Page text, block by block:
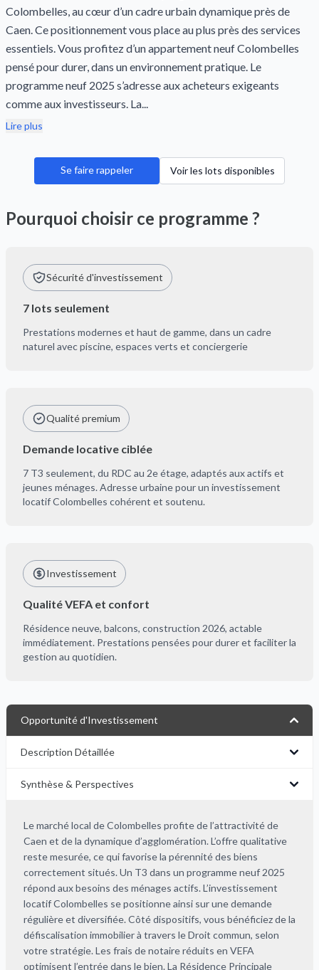
Colombelles, au cœur d’un cadre urbain dynamique près de
Caen. Ce positionnement vous place au plus près des services
essentiels. Vous profitez d’un appartement neuf Colombelles
pensé pour durer, dans un environnement pratique. Le
programme neuf 2025 s’adresse aux acheteurs exigeants
comme aux investisseurs. La...
Lire plus
Se faire rappeler Voir les lots disponibles
Pourquoi choisir ce programme ?
Sécurité d'investissement
7 lots seulement
Prestations modernes et haut de gamme, dans un cadre
naturel avec piscine, espaces verts et conciergerie
Qualité premium
Demande locative ciblée
7 T3 seulement, du RDC au 2e étage, adaptés aux actifs et
jeunes ménages. Adresse urbaine pour un investissement
locatif Colombelles cohérent et soutenu.
Investissement
Qualité VEFA et confort
Résidence neuve, balcons, construction 2026, actable
immédiatement. Prestations pensées pour durer et faciliter la
gestion au quotidien.
Opportunité d'Investissement
Description Détaillée
Synthèse & Perspectives
Le marché local de Colombelles profite de l’attractivité de
Caen et de la dynamique d’agglomération. L’offre qualitative
reste mesurée, ce qui favorise la pérennité des biens
correctement situés. Un T3 dans un programme neuf 2025
répond aux besoins des ménages actifs. L’investissement
locatif Colombelles se positionne ainsi sur une demande
régulière et diversifiée. Côté dispositifs, vous bénéficiez de la
défiscalisation immobilier à travers le Droit commun, selon
votre stratégie. Les frais de notaire réduits en VEFA
optimisent l’entrée dans le bien. La Résidence Principale